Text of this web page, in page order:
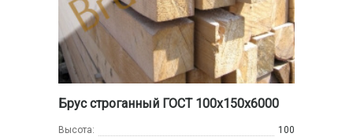
Брус строганный ГОСТ 100х150х6000
Высота:
100